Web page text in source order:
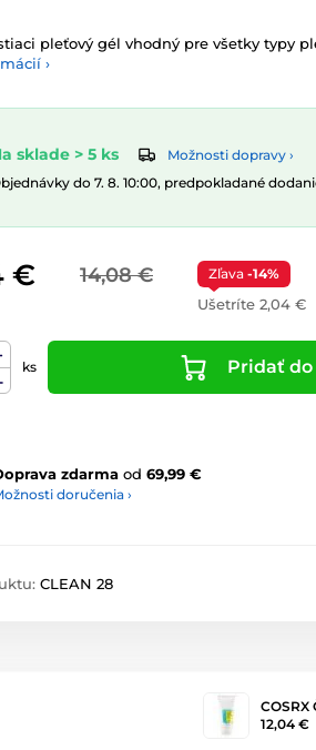
pleťový gél vhodný pre všetky typy
›
sklade > 5 ks
Možnosti dopravy ›
do 7. 8. 10:00, predpokladané
14,08 €
€ Zľava -14%
Ušetríte 2,04 €
ks Pridať do
zdarma od 69,99 €
doručenia ›
CLEAN 28
COSRX
12,04 €